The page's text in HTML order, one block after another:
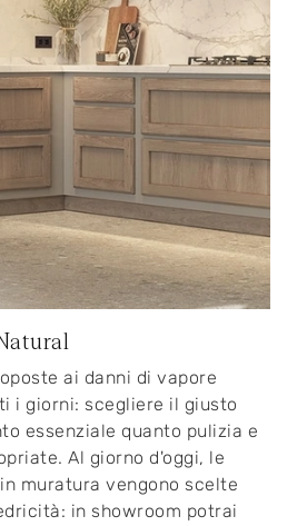
ai danni di vapore
i giorni: scegliere il giusto
essenziale quanto pulizia e
Al giorno d'oggi, le
muratura vengono scelte
in showroom potrai